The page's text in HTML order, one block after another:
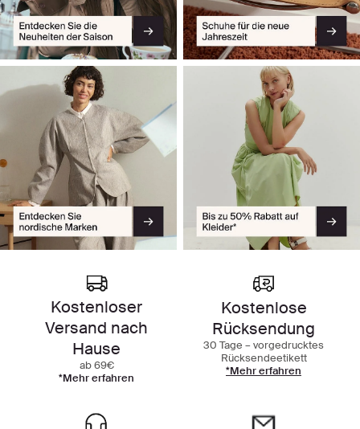
Kostenloser
Versand nach
Hause
ab 69€
*Mehr erfahren
Kostenlose
Rücksendung
30 Tage – vorgedrucktes
Rücksendeetikett
*Mehr erfahren